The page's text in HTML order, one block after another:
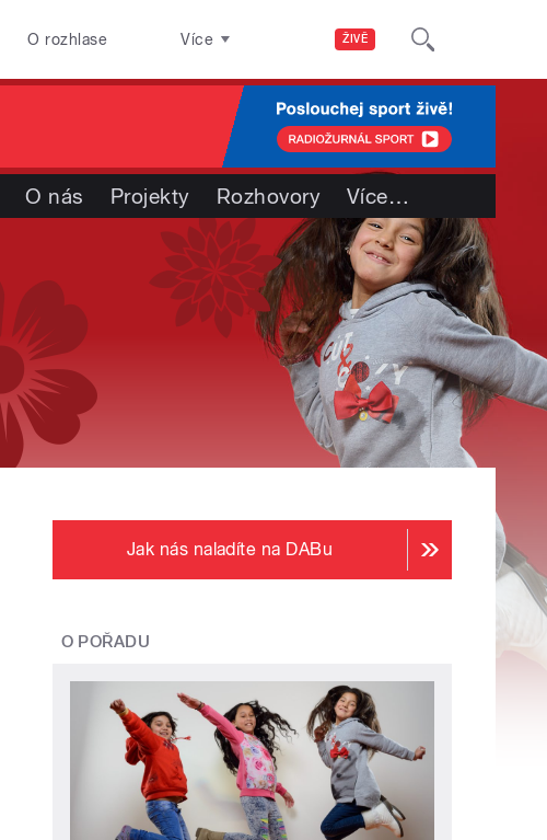
ŽIVĚ
O rozhlase Více
O nás Projekty Rozhovory Více…
Jak nás naladíte na DABu
O POŘADU